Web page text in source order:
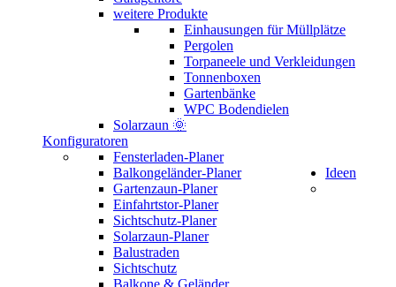
weitere Produkte
Einhausungen für Müllplätze
Pergolen
Torpaneele und Verkleidungen
Tonnenboxen
Gartenbänke
WPC Bodendielen
Solarzaun 🌞
Konfiguratoren
Fensterladen-Planer
Balkongeländer-Planer
Gartenzaun-Planer
Einfahrtstor-Planer
Sichtschutz-Planer
Solarzaun-Planer
Ideen
Balustraden
Sichtschutz
Balkone & Geländer